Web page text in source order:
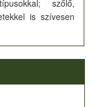
szőlő,
is szívesen